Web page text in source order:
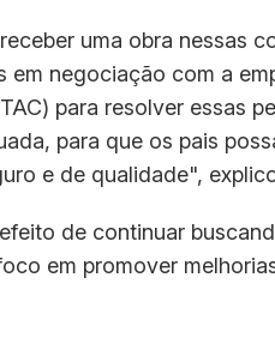
uma obra nessas
negociação com a
para resolver essas
para que os pais
e de qualidade",
de continuar
em promover